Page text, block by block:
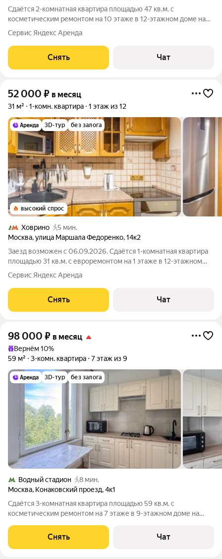
Сдаётся 2-комнатная квартира площадью 47 кв.м. с
косметическим ремонтом на 10 этаже в 12-этажном доме на
срок от 11 месяцев. Из техники есть: Телевизор Духовой шкаф
Стиральная машина Холодильник Микроволновка Пылесос
Дом - блочный, окна выходят
Сервис Яндекс Аренда
Снять Чат
52 000 ₽ в месяц
31 м² 1-комн. квартира 1 этаж из 12
3D-тур без залога
высокий спрос
Ховрино
5 мин.
Москва,улица Маршала Федоренко,14к2
Заезд возможен с 06.09.2026. Сдаётся 1-комнатная квартира
площадью 31 кв.м. с евроремонтом на 1 этаже в 12-этажном
доме на срок от 11 месяцев. Из техники есть: Телевизор
Духовой шкаф Стиральная машина Холодильник
Микроволновка Пылесос Дом -
Сервис Яндекс Аренда
Снять Чат
98 000 ₽ в месяц
Вернём 10%
59 м²
3-комн. квартира 7 этаж из 9
3D-тур без залога
Водный стадион
8 мин.
Москва, Конаковский проезд,4к1
Сдаётся 3-комнатная квартира площадью 59 кв.м. с
косметическим ремонтом на 7 этаже в 9-этажном доме на
панельный, окна выходят во двор.
Снять Чат